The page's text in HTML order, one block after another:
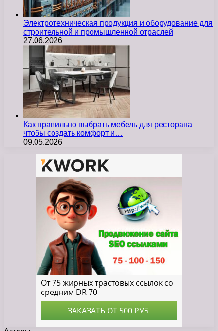
Электротехническая продукция и оборудование для
строительной и промышленной отраслей
27.06.2026
Как правильно выбрать мебель для ресторана
чтобы создать комфорт и…
09.05.2026